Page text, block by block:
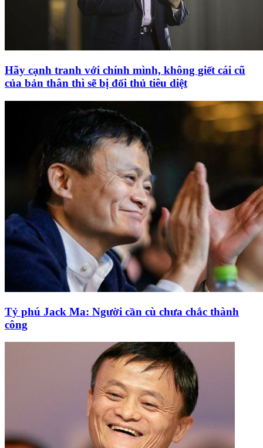
Hãy cạnh tranh với chính mình, không giết cái cũ
của bản thân thì sẽ bị đối thủ tiêu diệt
Tỷ phú Jack Ma: Người cần cù chưa chắc thành
công